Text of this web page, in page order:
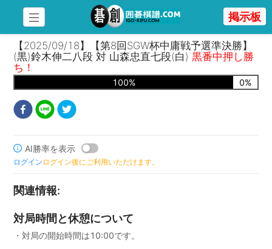
掲示板
【2025/09/18】【第8回SGW杯中庸戦予選準決勝】
(黒)鈴木伸二八段 対 山森忠直七段(白)黒番中押し勝
ち！
100% 0%
AI勝率を表示
ログイン ログイン後にご利用いただけます。
関連情報:
対局時間と休憩について
・対局の開始時間は10:00です。